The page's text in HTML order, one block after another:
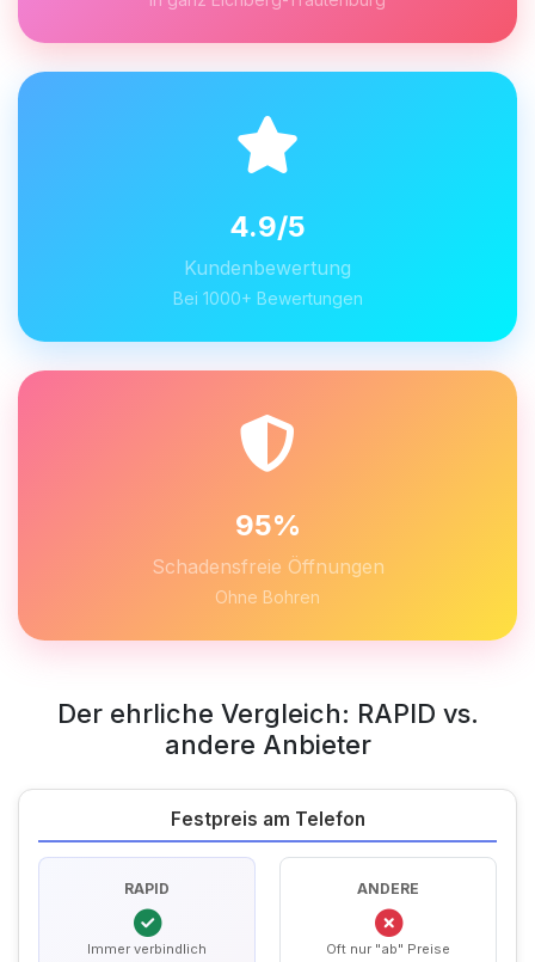
4.9/5
Kundenbewertung
Bei 1000+ Bewertungen
95%
Schadensfreie Öffnungen
Ohne Bohren
Der ehrliche Vergleich: RAPID vs.
andere Anbieter
Festpreis am Telefon
RAPID
Immer verbindlich
ANDERE
Oft nur "ab" Preise